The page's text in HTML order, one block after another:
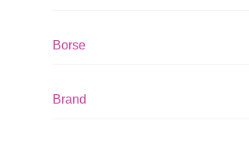
Borse
Brand